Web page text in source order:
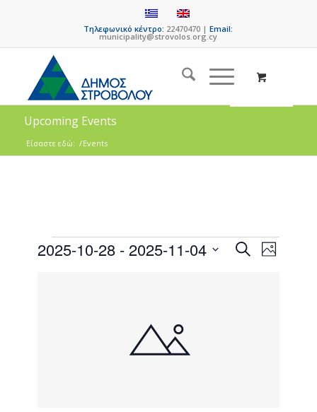
Τηλεφωνικό κέντρο: 22470470 |Email:
municipality@strovolos.org.cy
Upcoming Events
Είσαστε εδώ: /Events
Events
SearchEvent
Views
Photo
2025-10-28 - 2025-11-04